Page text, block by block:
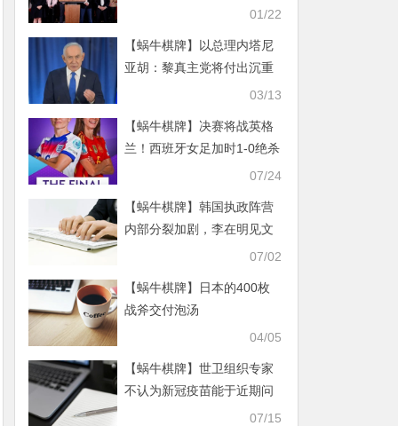
如有必要将采取报复性原则
01/22
【蜗牛棋牌】以总理内塔尼
亚胡：黎真主党将付出沉重
03/13
【蜗牛棋牌】决赛将战英格
兰！西班牙女足加时1-0绝杀
德国，邦马蒂小角度绝杀07/24
【蜗牛棋牌】韩国执政阵营
内部分裂加剧，李在明见文
07/02
【蜗牛棋牌】日本的400枚
战斧交付泡汤
04/05
【蜗牛棋牌】世卫组织专家
不认为新冠疫苗能于近期问
07/15